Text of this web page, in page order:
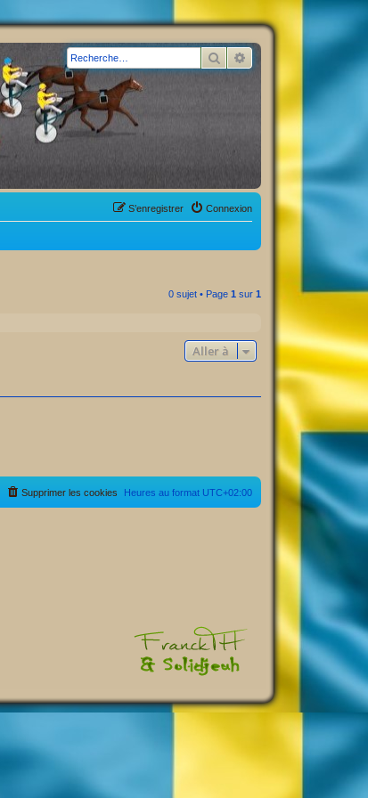
Rechercher
Connexion
S’enregistrer
0 sujet • Page 1 sur 1
Aller à
Heures au format UTC+02:00
Supprimer les cookies